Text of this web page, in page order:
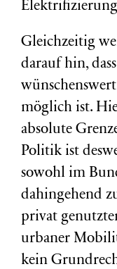
Gleichzeitig
darauf hin,
möglich ist.
absolute
Politik ist
sowohl im
dahingehend
privat
urbaner
kein